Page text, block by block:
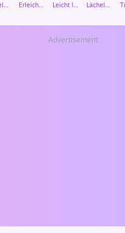
Lächelndes Gesicht mit lächelnden Augen Erleichtertes Gesicht Leicht lächelndes Gesicht Lächelndes Gesicht mit Schweiß
Advertisement